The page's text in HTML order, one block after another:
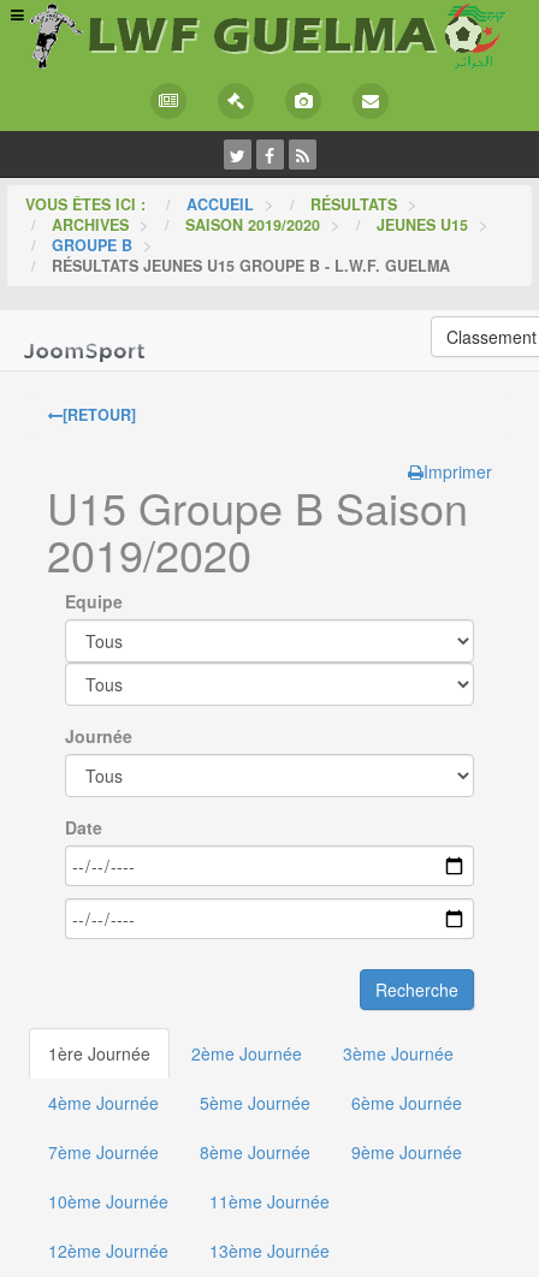
VOUS ÊTES ICI : ACCUEIL > RÉSULTATS >
ARCHIVES > SAISON 2019/2020 > JEUNES U15 >
GROUPE B >
RÉSULTATS JEUNES U15 GROUPE B - L.W.F. GUELMA
Classement
[RETOUR]
Imprimer
U15 Groupe B Saison
2019/2020
Equipe
Journée
Date
Recherche
1ère Journée 2ème Journée 3ème Journée
4ème Journée 5ème Journée 6ème Journée
7ème Journée 8ème Journée 9ème Journée
10ème Journée 11ème Journée
12ème Journée 13ème Journée